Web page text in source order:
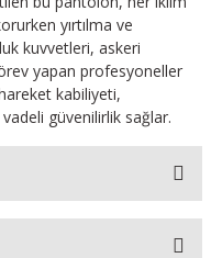
yırtılma ve
kuvvetleri, askeri
yapan profesyoneller
kabiliyeti,
güvenilirlik sağlar.